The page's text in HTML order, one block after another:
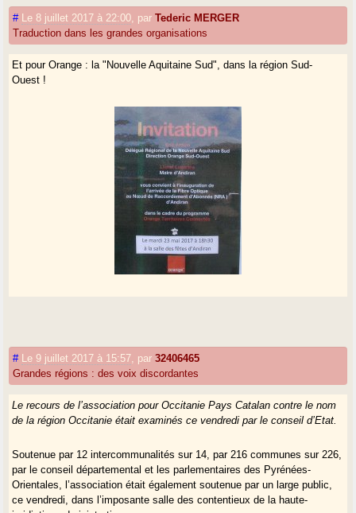
# Le 8 juillet 2017 à 22:00 parTederic MERGER
Traduction dans les grandes organisations
Et pour Orange : la "Nouvelle Aquitaine Sud", dans la région Sud-
Ouest !
# Le 9 juillet 2017 à 15:57 par32406465
Grandes régions : des voix discordantes
Le recours de l’association pour Occitanie Pays Catalan contre le nom
de la région Occitanie était examinés ce vendredi par le conseil d’Etat.
Soutenue par 12 intercommunalités sur 14, par 216 communes sur 226,
par le conseil départemental et les parlementaires des Pyrénées-
Orientales, l’association était également soutenue par un large public,
ce vendredi, dans l’imposante salle des contentieux de la haute-